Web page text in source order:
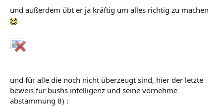
und außerdem übt er ja kräftig um alles richtig zu machen
und für alle die noch nicht überzeugt sind, hier der letzte
beweis für bushs intelligenz und seine vornehme
abstammung 8) :